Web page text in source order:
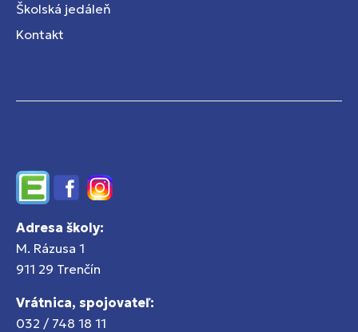
Školská jedáleň
Kontakt
EdupageFacebookInstagram
Adresa školy:
M. Rázusa 1
911 29 Trenčín
Vrátnica, spojovateľ:
032 / 748 18 11